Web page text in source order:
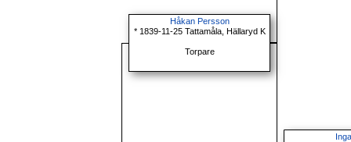
Håkan Persson
* 1839-11-25 Tattamåla, Hällaryd K
Torpare